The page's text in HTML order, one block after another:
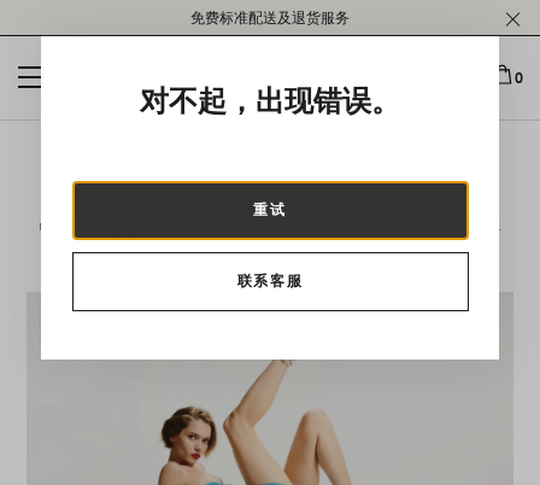
note:
website
an
免费标准配送及退货服务
0
对不起，出现错误。
重试
联系客服
Spring/Summer 2023 Collection